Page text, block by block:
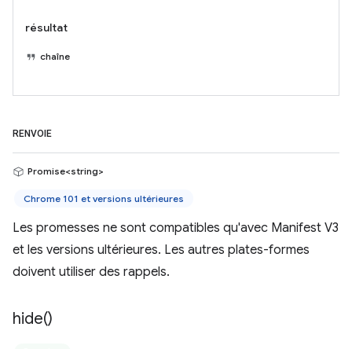
résultat
chaîne
RENVOIE
Promise<string>
Chrome 101 et versions ultérieures
Les promesses ne sont compatibles qu'avec Manifest V3
et les versions ultérieures. Les autres plates-formes
doivent utiliser des rappels.
hide()